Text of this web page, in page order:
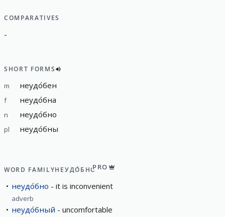
COMPARATIVES
-
SHORT FORMS
m неудо́бен
f неудо́бна
n неудо́бно
pl неудо́бны
WORD FAMILYНЕУДО́БНОPRO
неудо́бно it is inconvenient
adverb
неудо́бный uncomfortable